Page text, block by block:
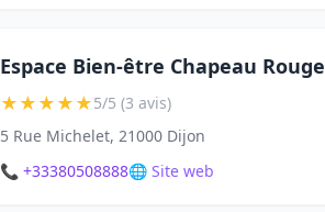
Espace Bien-être Chapeau Rouge
★★★★★5/5 (3 avis)
5 Rue Michelet, 21000 Dijon
📞 +33380508888🌐 Site web